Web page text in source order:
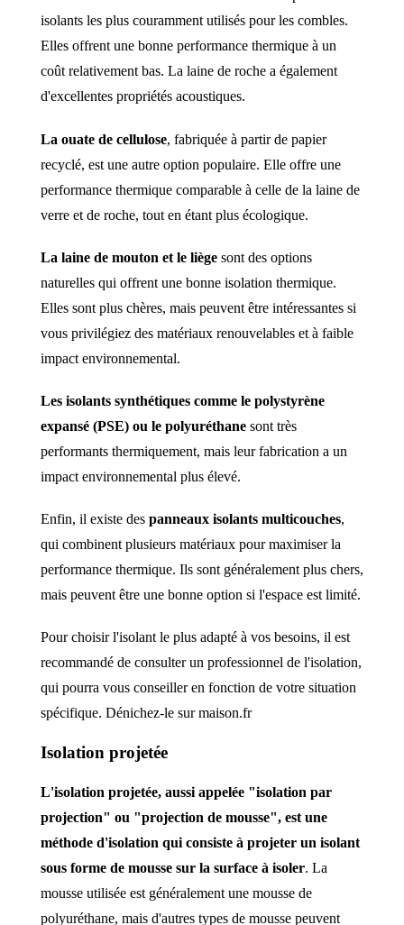
isolants les plus couramment utilisés pour les combles.
Elles offrent une bonne performance thermique à un
coût relativement bas. La laine de roche a également
d'excellentes propriétés acoustiques.
La ouate de cellulose, fabriquée à partir de papier
recyclé, est une autre option populaire. Elle offre une
performance thermique comparable à celle de la laine de
verre et de roche, tout en étant plus écologique.
La laine de mouton et le liègesont des options
naturelles qui offrent une bonne isolation thermique.
Elles sont plus chères, mais peuvent être intéressantes si
vous privilégiez des matériaux renouvelables et à faible
impact environnemental.
Les isolants synthétiques comme le polystyrène
expansé (PSE) ou le polyuréthanesont très
performants thermiquement, mais leur fabrication a un
impact environnemental plus élevé.
Enfin, il existe des panneaux isolants multicouches,
qui combinent plusieurs matériaux pour maximiser la
performance thermique. Ils sont généralement plus chers,
mais peuvent être une bonne option si l'espace est limité.
Pour choisir l'isolant le plus adapté à vos besoins, il est
recommandé de consulter un professionnel de l'isolation,
qui pourra vous conseiller en fonction de votre situation
spécifique. Dénichez-le sur maison.fr
Isolation projetée
L'isolation projetée, aussi appelée "isolation par
projection" ou "projection de mousse", est une
méthode d'isolation qui consiste à projeter un isolant
sous forme de mousse sur la surface à isoler. La
mousse utilisée est généralement une mousse de
polyuréthane, mais d'autres types de mousse peuvent